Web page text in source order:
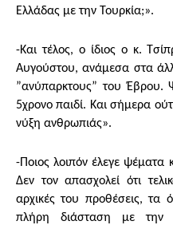
Ελλάδας με την Τουρκία;».
-Και τέλος, ο ίδιος ο κ.
Αυγούστου, ανάμεσα στα
”ανύπαρκτους” του Έβρου.
5χρονο παιδί. Και σήμερα
νύξη ανθρωπιάς».
-Ποιος λοιπόν έλεγε ψέματα
Δεν τον απασχολεί ότι
αρχικές του προθέσεις, τα
πλήρη διάσταση με την